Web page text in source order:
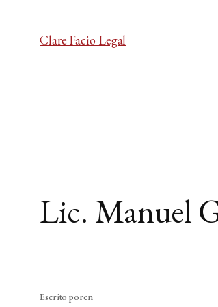
Clare Facio Legal
Lic. Manuel
Escrito poren